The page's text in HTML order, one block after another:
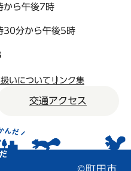
から午後7時
30分から午後5時
いについて リンク集
交通アクセス